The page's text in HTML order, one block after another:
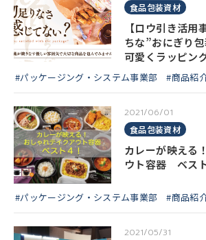
食品包装資材
【ロウ引き活
ちな”おにぎり
可愛くラッピン
#パッケージング・システム事業部 #商品紹
2021/06/01
食品包装資材
カレーが映える
ウト容器 ベス
#パッケージング・システム事業部 #商品紹
2021/05/31